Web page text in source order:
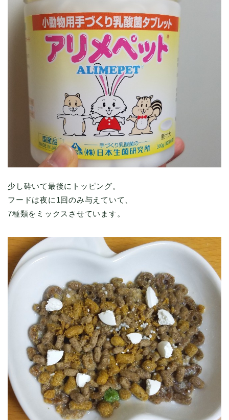
少し砕いて最後にトッピング。
フードは夜に1回のみ与えていて、
7種類をミックスさせています。